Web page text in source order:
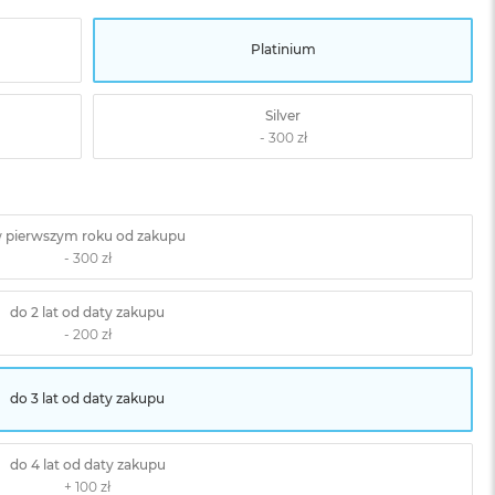
Platinium
Silver
pierwszym roku od zakupu
do 2 lat od daty zakupu
do 3 lat od daty zakupu
do 4 lat od daty zakupu